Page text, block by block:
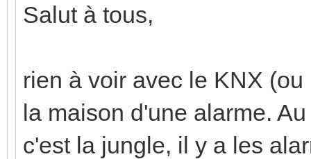
Salut à tous,
rien à voir avec le KNX
la maison d'une alarme.
c'est la jungle, il y a les